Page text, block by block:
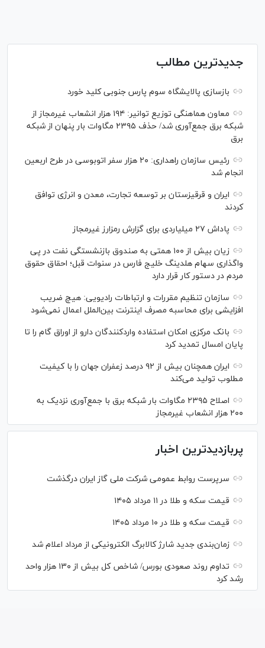
جدیدترین مطالب
بازسازی پالایشگاه سوم پارس جنوبی کلید خورد
معاون هماهنگی توزیع توانیر: ۱۹۴ هزار انشعاب غیرمجاز از
شبکه برق جمع‌آوری شد/ حذف ۲۳۹۵ مگاوات بار پنهان از شبکه
برق
رئیس سازمان راهداری: ۲۰ هزار سفر اتوبوسی در طرح اربعین
انجام شد
ایران و قرقیزستان بر توسعه تجارت، معدن و انرژی توافق
کردند
پاداش ۲۷ میلیاردی برای گزارش رمزارز غیرمجاز
زیان بیش از ۱۰۰ همتی به صندوق بازنشستگی نفت در پی
واگذاری سهام هلدینگ خلیج فارس در سنوات قبل؛ احقاق حقوق
مردم در دستور کار قرار دارد
سازمان تنظیم مقررات و ارتباطات رادیویی: هیچ ضریب
افزایشی برای محاسبه مصرف اینترنت بین‌الملل اعمال نمی‌شود
بانک مرکزی امکان استفاده واردکنندگان دارو از اوراق گام را تا
پایان امسال تمدید کرد
ایران همچنان بیش از ۹۲ درصد زعفران جهان را با کیفیت
مطلوب تولید می‌کند
اصلاح ۲۳۹۵ مگاوات بار شبکه برق با جمع‌آوری نزدیک به
۲۰۰ هزار انشعاب غیرمجاز
پربازدیدترین اخبار
سرپرست روابط عمومی شرکت ملی گاز ایران درگذشت
قیمت سکه و طلا در ۱۱ مرداد ۱۴۰۵
قیمت سکه و طلا در ۱۰ مرداد ۱۴۰۵
زمان‌بندی جدید شارژ کالابرگ الکترونیکی از مرداد اعلام شد
تداوم روند صعودی بورس/ شاخص کل بیش از ۱۳۰ هزار واحد
رشد کرد